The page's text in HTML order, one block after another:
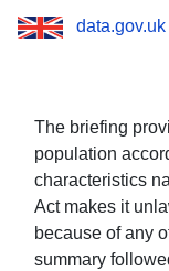
data.gov.uk
The briefing
population
characteristics
Act makes it
because of any
summary